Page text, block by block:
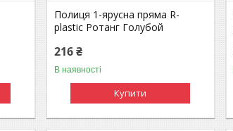
Полиця 1-ярусна пряма R-
plastic Ротанг Голубой
216 ₴
В наявності
Купити